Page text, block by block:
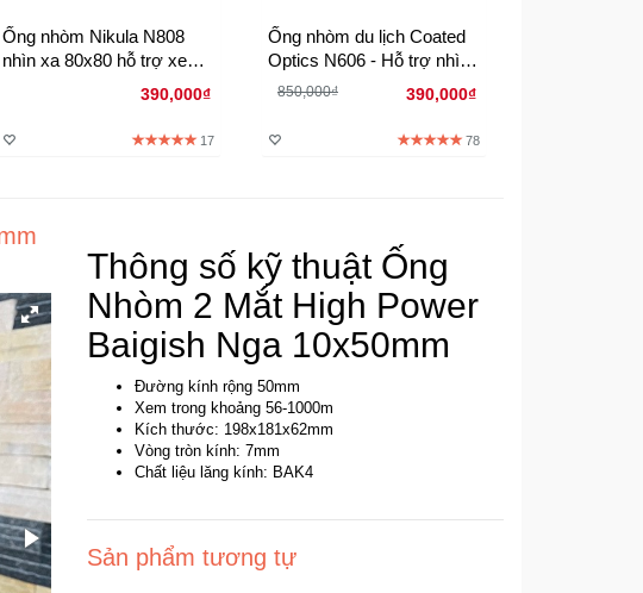
Ống nhòm Nikula N808
nhìn xa 80x80 hỗ trợ xem
390,000₫
17
Ống nhòm du lịch Coated
Optics N606 - Hỗ trợ nhìn
đêm
850,000₫ 390,000₫
78
Thông số kỹ thuật Ống
Nhòm 2 Mắt High Power
Baigish Nga 10x50mm
Đường kính rộng 50mm
Xem trong khoảng 56-1000m
Kích thước: 198x181x62mm
Vòng tròn kính: 7mm
Chất liệu lăng kính: BAK4
Sản phẩm tương tự